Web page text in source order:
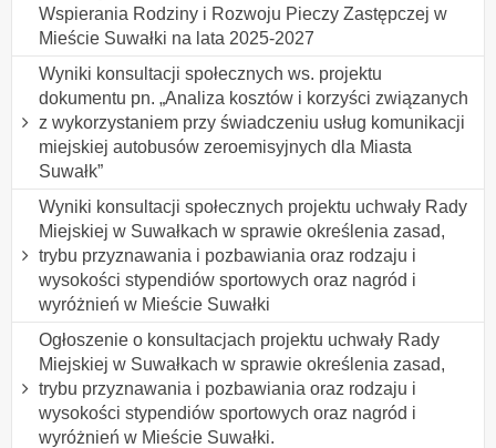
Wspierania Rodziny i Rozwoju Pieczy Zastępczej w
Mieście Suwałki na lata 2025-2027
Wyniki konsultacji społecznych ws. projektu
dokumentu pn. „Analiza kosztów i korzyści związanych
z wykorzystaniem przy świadczeniu usług komunikacji
miejskiej autobusów zeroemisyjnych dla Miasta
Suwałk”
Wyniki konsultacji społecznych projektu uchwały Rady
Miejskiej w Suwałkach w sprawie określenia zasad,
trybu przyznawania i pozbawiania oraz rodzaju i
wysokości stypendiów sportowych oraz nagród i
wyróżnień w Mieście Suwałki
Ogłoszenie o konsultacjach projektu uchwały Rady
Miejskiej w Suwałkach w sprawie określenia zasad,
trybu przyznawania i pozbawiania oraz rodzaju i
wysokości stypendiów sportowych oraz nagród i
wyróżnień w Mieście Suwałki.